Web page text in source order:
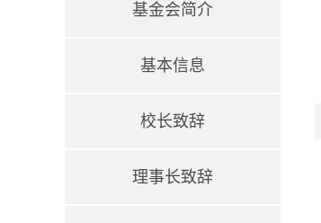
基金会简介
基本信息
校长致辞
理事长致辞